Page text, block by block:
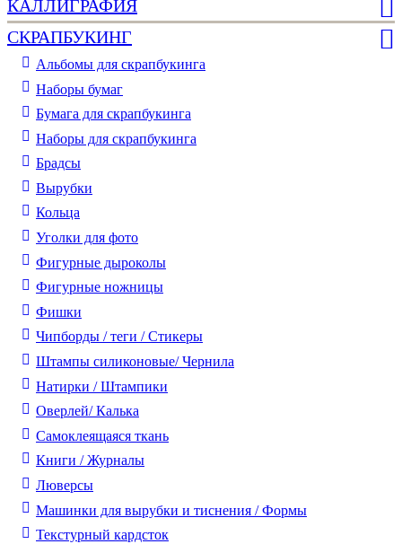
КАЛЛИГРАФИЯ
СКРАПБУКИНГ
Альбомы для скрапбукинга
Наборы бумаг
Бумага для скрапбукинга
Наборы для скрапбукинга
Брадсы
Вырубки
Кольца
Уголки для фото
Фигурные дыроколы
Фигурные ножницы
Фишки
Чипборды / теги / Стикеры
Штампы силиконовые/ Чернила
Натирки / Штампики
Оверлей/ Калька
Самоклеящаяся ткань
Книги / Журналы
Люверсы
Машинки для вырубки и тиснения / Формы
Текстурный кардсток